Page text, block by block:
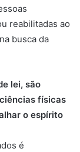
reabilitadas ao
busca da
lei, são
físicas
o espírito
é